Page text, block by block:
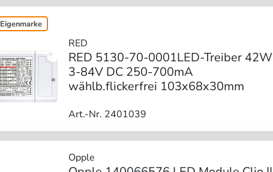
Eigenmarke
RED
RED 5130-70-0001LED-Treiber 42W
3-84V DC 250-700mA
wählb.flickerfrei 103x68x30mm
Art.-Nr. 2401039
Opple